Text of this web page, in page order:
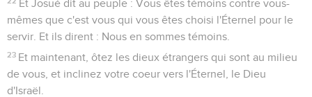
Et Josué dit au peuple : Vous êtes témoins contre vous-
mêmes que c'est vous qui vous êtes choisi l'Éternel pour le
servir. Et ils dirent : Nous en sommes témoins.
23 Et maintenant, ôtez les dieux étrangers qui sont au milieu
de vous, et inclinez votre coeur vers l'Éternel, le Dieu
d'Israël.